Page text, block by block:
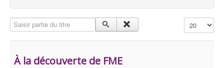
Saisir partie du titre Affichage #
À la découverte de FME